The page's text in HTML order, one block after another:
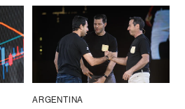
ARGENTINA